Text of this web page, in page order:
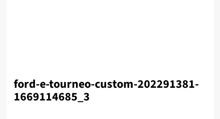
ford-e-tourneo-custom-202291381-
1669114685_3